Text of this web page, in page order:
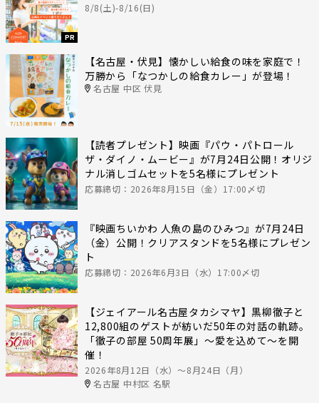
PR
8/8(土)-8/16(日)
【名古屋・伏見】懐かしい給食の味を家庭で！
万勝から「なつかしの給食カレー」が登場！
名古屋 中区 伏見
【読者プレゼント】映画『パウ・パトロール
ザ・ダイノ・ムービー』が7月24日公開！オリジ
ナル消しゴムセットを5名様にプレゼント
応募締切：2026年8月15日（金）17:00〆切
『映画ちいかわ 人魚の島のひみつ』が7月24日
（金）公開！クリアスタンドを5名様にプレゼン
ト
応募締切：2026年6月3日（水）17:00〆切
【ジェイアール名古屋タカシマヤ】黒柳徹子と
12,800組のゲストが紡いだ50年の対話の軌跡。
「徹子の部屋 50周年展」～愛を込めて～を開
催！
2026年8月12日（水）〜8月24日（月）
名古屋 中村区 名駅